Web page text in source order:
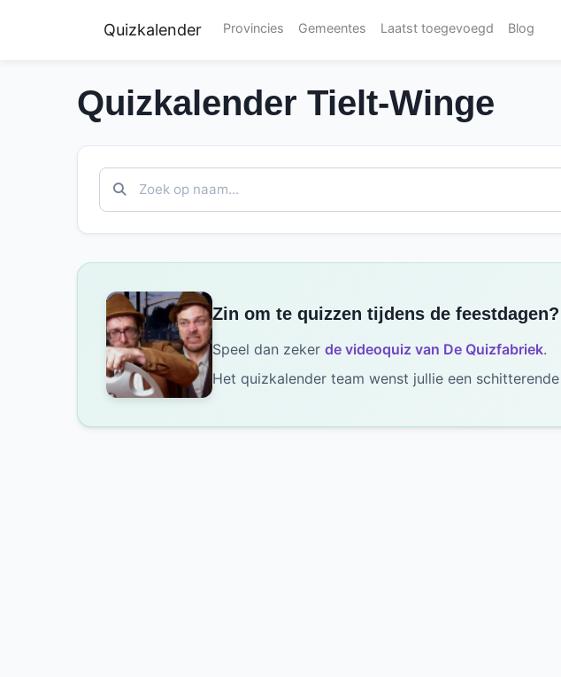
Quizkalender Provincies Gemeentes Laatst toegevoegd Blog
Quizkalender Tielt-Winge
Zin om te quizzen tijdens de feestdagen?
Speel dan zeker de videoquiz van De Quizfabriek.
Het quizkalender team wenst jullie een schitterende